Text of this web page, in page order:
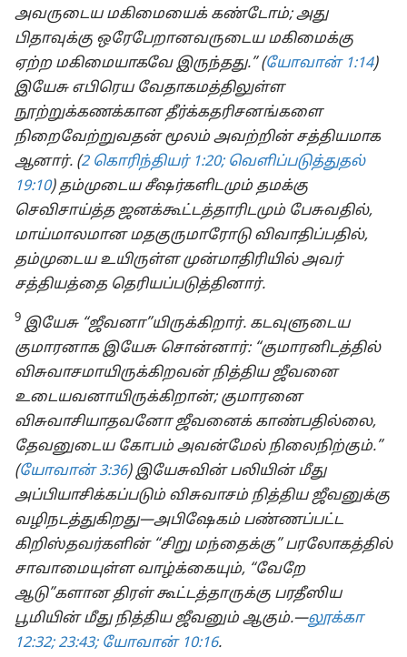
அவருடைய மகிமையைக் கண்டோம்; அது
பிதாவுக்கு ஒரேபேறானவருடைய மகிமைக்கு
ஏற்ற மகிமையாகவே இருந்தது.” (யோவான் 1:14)
இயேசு எபிரெய வேதாகமத்திலுள்ள
நூற்றுக்கணக்கான தீர்க்கதரிசனங்களை
நிறைவேற்றுவதன் மூலம் அவற்றின் சத்தியமாக
ஆனார். (2 கொரிந்தியர் 1:20; வெளிப்படுத்துதல்
19:10) தம்முடைய சீஷர்களிடமும் தமக்கு
செவிசாய்த்த ஜனக்கூட்டத்தாரிடமும் பேசுவதில்,
மாய்மாலமான மதகுருமாரோடு விவாதிப்பதில்,
தம்முடைய உயிருள்ள முன்மாதிரியில் அவர்
சத்தியத்தை தெரியப்படுத்தினார்.
9 இயேசு “ஜீவனா”யிருக்கிறார். கடவுளுடைய
குமாரனாக இயேசு சொன்னார்: “குமாரனிடத்தில்
விசுவாசமாயிருக்கிறவன் நித்திய ஜீவனை
உடையவனாயிருக்கிறான்; குமாரனை
விசுவாசியாதவனோ ஜீவனைக் காண்பதில்லை,
தேவனுடைய கோபம் அவன்மேல் நிலைநிற்கும்.”
(யோவான் 3:36) இயேசுவின் பலியின் மீது
அப்பியாசிக்கப்படும் விசுவாசம் நித்திய ஜீவனுக்கு
வழிநடத்துகிறது—அபிஷேகம் பண்ணப்பட்ட
கிறிஸ்தவர்களின் “சிறு மந்தைக்கு” பரலோகத்தில்
சாவாமையுள்ள வாழ்க்கையும், “வேறே
ஆடு”களான திரள் கூட்டத்தாருக்கு பரதீஸிய
பூமியின் மீது நித்திய ஜீவனும் ஆகும்.—லூக்கா
12:32; 23:43; யோவான் 10:16.